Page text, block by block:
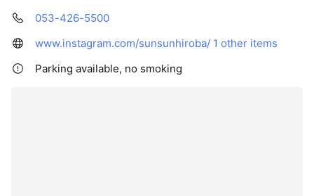
053-426-5500
www.instagram.com/sunsunhiroba/ 1 other items
Parking available, no smoking